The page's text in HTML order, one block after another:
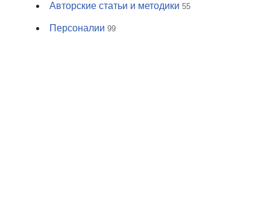
Авторские статьи и методики 55
Персоналии 99